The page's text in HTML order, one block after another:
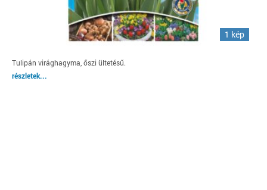
1 kép
Tulipán virághagyma, őszi ültetésű.
részletek...